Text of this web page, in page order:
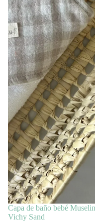
Capa de baño bebé
Vichy Sand